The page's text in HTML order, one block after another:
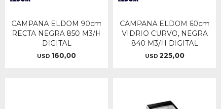
CAMPANA ELDOM 90cm
RECTA NEGRA 850 M3/H
DIGITAL
USD 160,00
CAMPANA ELDOM 60cm
VIDRIO CURVO, NEGRA
840 M3/H DIGITAL
USD 225,00